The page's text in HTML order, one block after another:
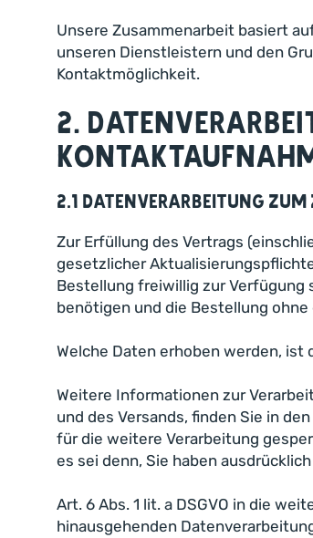
Unsere Zusammenarbeit basiert
unseren Dienstleistern und den
Kontaktmöglichkeit.
2.
2.1 Datenverarbeitung
Zur Erfüllung des Vertrags
gesetzlicher
Bestellung freiwillig zur Verfügung
benötigen und die Bestellung
Welche Daten erhoben werden,
Weitere Informationen zur
und des Versands, finden Sie in
für die weitere Verarbeitung
es sei denn, Sie haben
Art. 6 Abs. 1 lit. a DSGVO in die
hinausgehenden